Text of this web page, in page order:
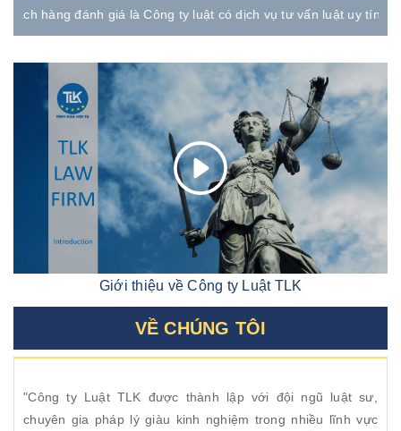
giá là Công ty luật có dịch vụ tư vấn luật uy tín, nhanh chóng,
Giới thiệu về Công ty Luật TLK
VỀ CHÚNG TÔI
"Công ty Luật TLK được thành lập với đội ngũ luật sư,
chuyên gia pháp lý giàu kinh nghiệm trong nhiều lĩnh vực